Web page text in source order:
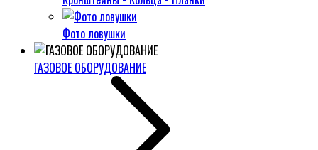
Фото ловушки
ГАЗОВОЕ ОБОРУДОВАНИЕ